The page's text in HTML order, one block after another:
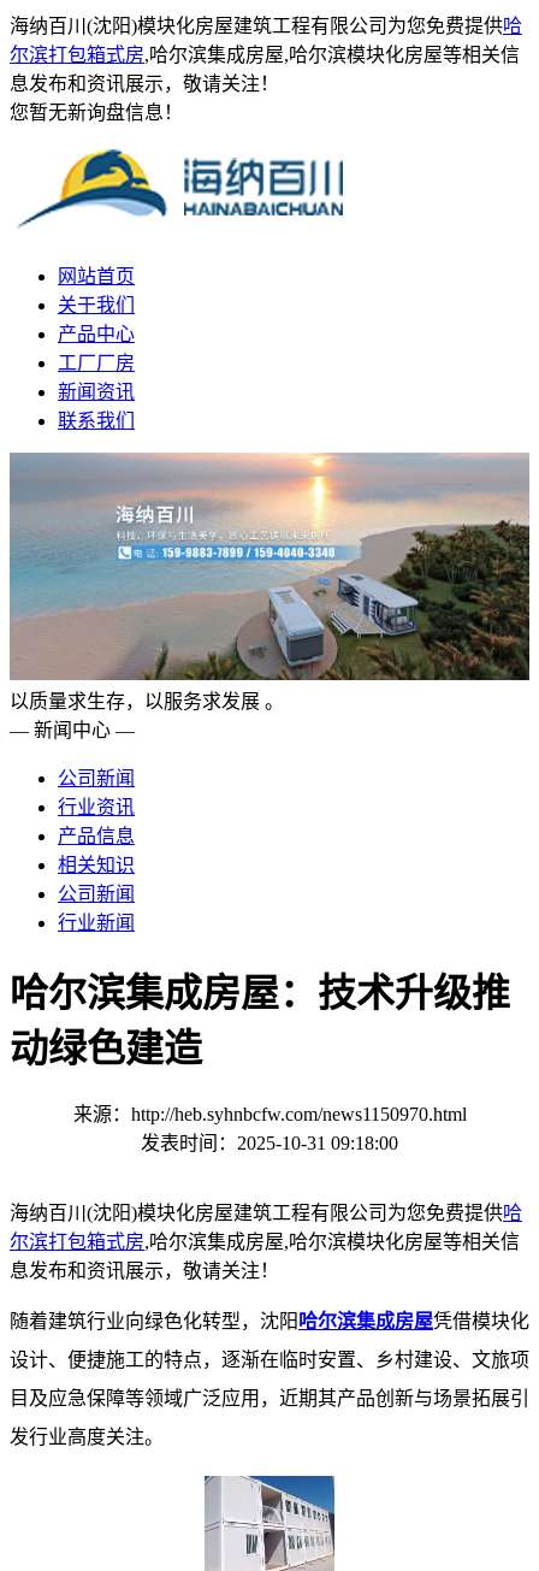
海纳百川(沈阳)模块化房屋建筑工程有限公司为您免费提供哈
尔滨打包箱式房,哈尔滨集成房屋,哈尔滨模块化房屋等相关信
息发布和资讯展示，敬请关注！
您暂无新询盘信息！
网站首页
关于我们
产品中心
工厂厂房
新闻资讯
联系我们
以质量求生存，以服务求发展 。
— 新闻中心 —
公司新闻
行业资讯
产品信息
相关知识
公司新闻
行业新闻
哈尔滨集成房屋：技术升级推
动绿色建造
来源：http://heb.syhnbcfw.com/news1150970.html
发表时间：2025-10-31 09:18:00
海纳百川(沈阳)模块化房屋建筑工程有限公司为您免费提供哈
尔滨打包箱式房,哈尔滨集成房屋,哈尔滨模块化房屋等相关信
息发布和资讯展示，敬请关注！
随着建筑行业向绿色化转型，沈阳哈尔滨集成房屋凭借模块化
设计、便捷施工的特点，逐渐在临时安置、乡村建设、文旅项
目及应急保障等领域广泛应用，近期其产品创新与场景拓展引
发行业高度关注。​